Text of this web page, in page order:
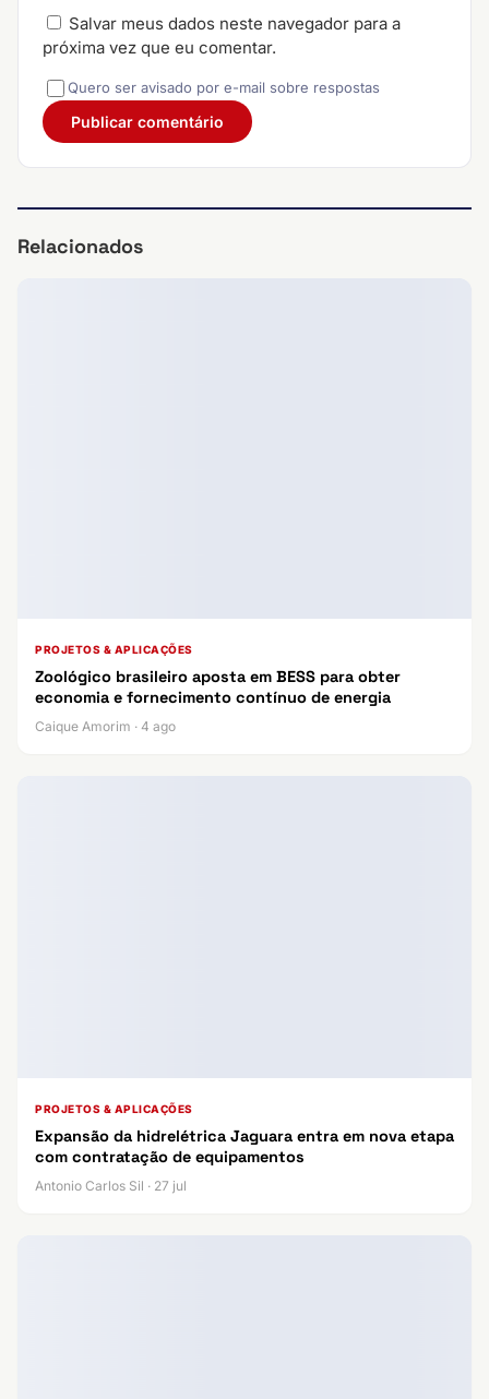
Salvar meus dados neste navegador para a
próxima vez que eu comentar.
Quero ser avisado por e-mail sobre respostas
Relacionados
PROJETOS & APLICAÇÕES
Zoológico brasileiro aposta em BESS para obter
economia e fornecimento contínuo de energia
Caique Amorim · 4 ago
PROJETOS & APLICAÇÕES
Expansão da hidrelétrica Jaguara entra em nova etapa
com contratação de equipamentos
Antonio Carlos Sil · 27 jul